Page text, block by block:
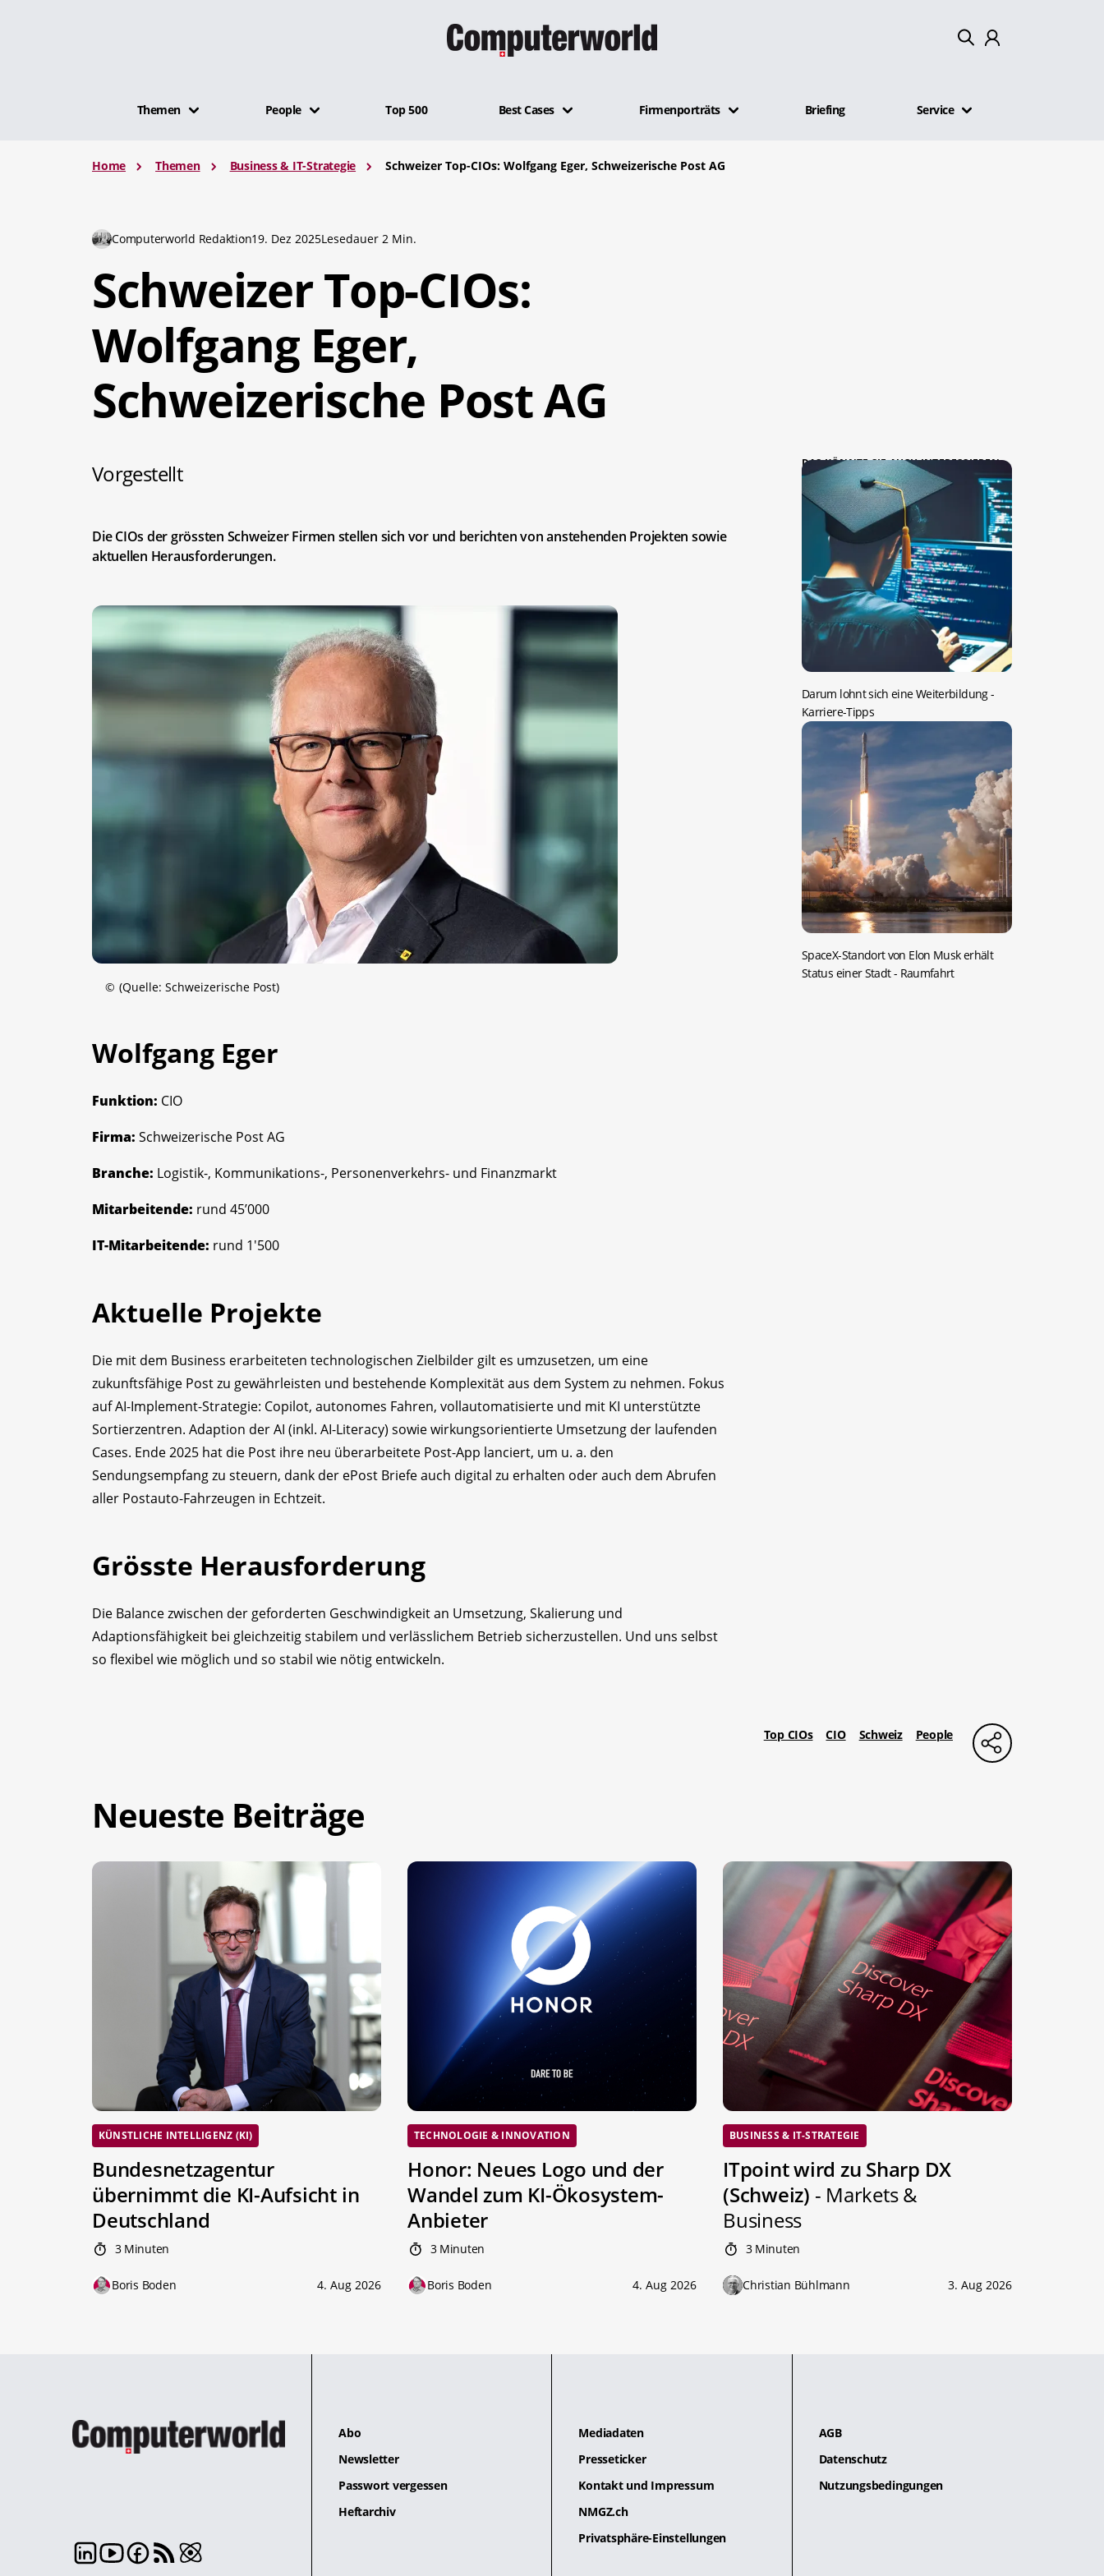
Themen People Top 500 Best Cases Firmenporträts Briefing Service
Home Themen Business & IT-Strategie Schweizer Top-CIOs: Wolfgang Eger, Schweizerische Post AG
Computerworld Redaktion19. Dez 2025Lesedauer 2 Min.
Schweizer Top-CIOs:
Wolfgang Eger,
Schweizerische Post AG
Vorgestellt
Die CIOs der grössten Schweizer Firmen stellen sich vor und berichten von anstehenden Projekten sowie
aktuellen Herausforderungen.
© (Quelle: Schweizerische Post)
Wolfgang Eger
Funktion: CIO
Firma: Schweizerische Post AG
Branche: Logistik-, Kommunikations-, Personenverkehrs- und Finanzmarkt
Mitarbeitende: rund 45’000
IT-Mitarbeitende: rund 1'500
Aktuelle Projekte
Die mit dem Business erarbeiteten technologischen Zielbilder gilt es umzusetzen, um eine
zukunftsfähige Post zu gewährleisten und bestehende Komplexität aus dem System zu nehmen. Fokus
auf AI-Implement-Strategie: Copilot, autonomes Fahren, vollautomatisierte und mit KI unterstützte
Sortierzentren. Adaption der AI (inkl. AI-Literacy) sowie wirkungsorientierte Umsetzung der laufenden
Cases. Ende 2025 hat die Post ihre neu überarbeitete Post-App lanciert, um u. a. den
Sendungsempfang zu steuern, dank der ePost Briefe auch digital zu erhalten oder auch dem Abrufen
aller Postauto-Fahrzeugen in Echtzeit.
Grösste Herausforderung
Die Balance zwischen der geforderten Geschwindigkeit an Umsetzung, Skalierung und
Adaptionsfähigkeit bei gleichzeitig stabilem und verlässlichem Betrieb sicherzustellen. Und uns selbst
so flexibel wie möglich und so stabil wie nötig entwickeln.
DAS KÖNNTE SIE AUCH INTERESSIEREN:
Darum lohnt sich eine Weiterbildung-
Karriere-Tipps
SpaceX-Standort von Elon Musk erhält
Status einer Stadt- Raumfahrt
Top CIOs CIO Schweiz People
Neueste Beiträge
KÜNSTLICHE INTELLIGENZ (KI)
Bundesnetzagentur
übernimmt die KI-Aufsicht in
Deutschland
3 Minuten
Boris Boden 4. Aug 2026
TECHNOLOGIE & INNOVATION
Honor: Neues Logo und der
Wandel zum KI-Ökosystem-
Anbieter
3 Minuten
Boris Boden 4. Aug 2026
BUSINESS & IT-STRATEGIE
ITpoint wird zu Sharp DX
(Schweiz) - Markets &
Business
3 Minuten
Christian Bühlmann 3. Aug 2026
Abo
Newsletter
Passwort vergessen
Heftarchiv
Mediadaten
Presseticker
Kontakt und Impressum
NMGZ.ch
Privatsphäre-Einstellungen
AGB
Datenschutz
Nutzungsbedingungen